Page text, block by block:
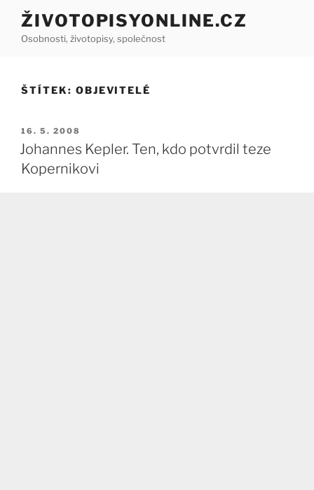
Přejít
obsahu
ŽIVOTOPISYONLINE.CZ
Osobnosti, životopisy, společnost
ŠTÍTEK: OBJEVITELÉ
PUBLIKOVÁNO
16. 5. 2008
Johannes Kepler. Ten, kdo potvrdil teze
Kopernikovi